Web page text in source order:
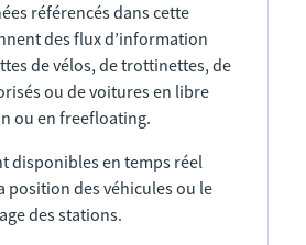
référencés dans cette
des flux d’information
de vélos, de trottinettes, de
ou de voitures en libre
ou en freefloating.
disponibles en temps réel
position des véhicules ou le
des stations.